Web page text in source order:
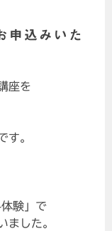
申込みいた
座を
す。
験」で
ました。